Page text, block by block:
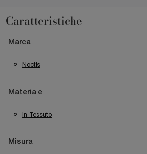
Caratteristiche
Marca
Noctis
Materiale
In Tessuto
Misura